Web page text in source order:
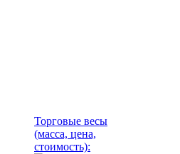
Торговые весы
(масса, цена,
стоимость):